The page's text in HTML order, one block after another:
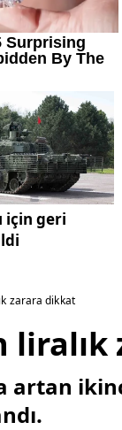
için geri
zarara dikkat
artan